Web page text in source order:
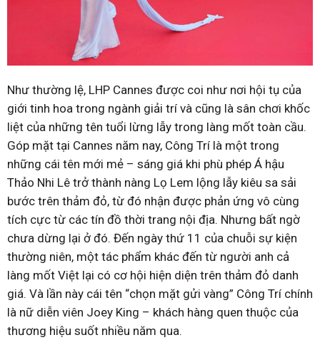
Như thường lệ, LHP Cannes được coi như nơi hội tụ của
giới tinh hoa trong ngành giải trí và cũng là sân chơi khốc
liệt của những tên tuổi lừng lẫy trong làng mốt toàn cầu.
Góp mặt tại Cannes năm nay, Công Trí là một trong
những cái tên mới mẻ – sáng giá khi phù phép Á hậu
Thảo Nhi Lê trở thành nàng Lọ Lem lộng lẫy kiêu sa sải
bước trên thảm đỏ, từ đó nhận được phản ứng vô cùng
tích cực từ các tín đồ thời trang nội địa. Nhưng bất ngờ
chưa dừng lại ở đó. Đến ngày thứ 11 của chuỗi sự kiện
thường niên, một tác phẩm khác đến từ người anh cả
làng mốt Việt lại có cơ hội hiện diện trên thảm đỏ danh
giá. Và lần này cái tên “chọn mặt gửi vàng” Công Trí chính
là nữ diễn viên Joey King – khách hàng quen thuộc của
thương hiệu suốt nhiều năm qua.